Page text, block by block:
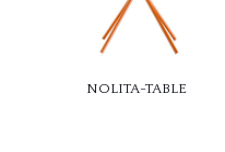
NOLITA-TABLE